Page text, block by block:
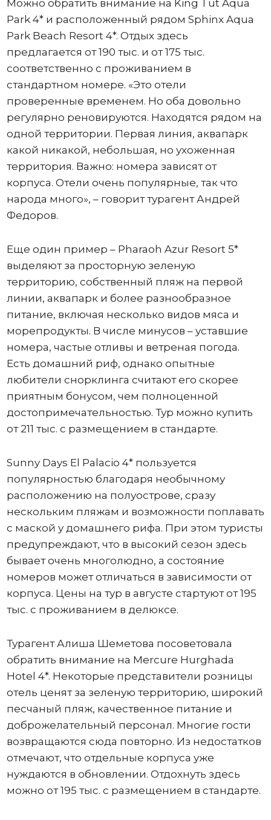
Можно обратить внимание на King Tut Aqua
Park 4* и расположенный рядом Sphinx Aqua
Park Beach Resort 4*. Отдых здесь
предлагается от 190 тыс. и от 175 тыс.
соответственно с проживанием в
стандартном номере. «Это отели
проверенные временем. Но оба довольно
регулярно реновируются. Находятся рядом на
одной территории. Первая линия, аквапарк
какой никакой, небольшая, но ухоженная
территория. Важно: номера зависят от
корпуса. Отели очень популярные, так что
народа много», – говорит турагент Андрей
Федоров.
Еще один пример – Pharaoh Azur Resort 5*
выделяют за просторную зеленую
территорию, собственный пляж на первой
линии, аквапарк и более разнообразное
питание, включая несколько видов мяса и
морепродукты. В числе минусов – уставшие
номера, частые отливы и ветреная погода.
Есть домашний риф, однако опытные
любители снорклинга считают его скорее
приятным бонусом, чем полноценной
достопримечательностью. Тур можно купить
от 211 тыс. с размещением в стандарте.
Sunny Days El Palacio 4* пользуется
популярностью благодаря необычному
расположению на полуострове, сразу
нескольким пляжам и возможности поплавать
с маской у домашнего рифа. При этом туристы
предупреждают, что в высокий сезон здесь
бывает очень многолюдно, а состояние
номеров может отличаться в зависимости от
корпуса. Цены на тур в августе стартуют от 195
тыс. с проживанием в делюксе.
Турагент Алиша Шеметова посоветовала
обратить внимание на Mercure Hurghada
Hotel 4*. Некоторые представители розницы
отель ценят за зеленую территорию, широкий
песчаный пляж, качественное питание и
доброжелательный персонал. Многие гости
возвращаются сюда повторно. Из недостатков
отмечают, что отдельные корпуса уже
нуждаются в обновлении. Отдохнуть здесь
можно от 195 тыс. с размещением в стандарте.